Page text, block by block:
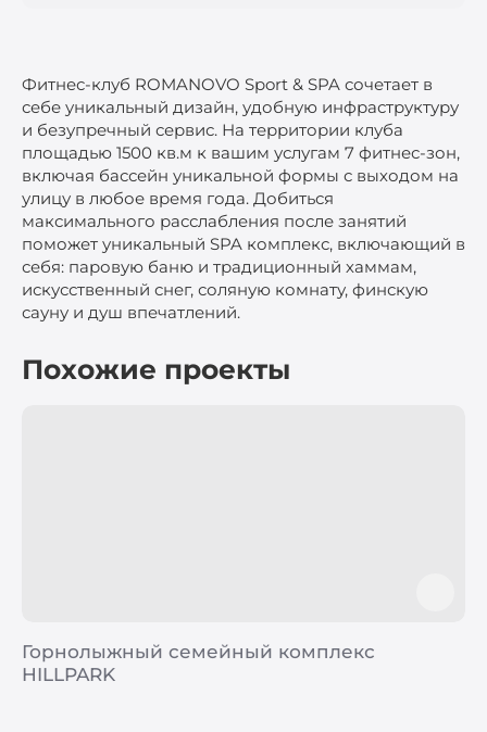
Фитнес-клуб ROMANOVO Sport & SPA сочетает в
себе уникальный дизайн, удобную инфраструктуру
и безупречный сервис. На территории клуба
площадью 1500 кв.м к вашим услугам 7 фитнес-зон,
включая бассейн уникальной формы с выходом на
улицу в любое время года. Добиться
максимального расслабления после занятий
поможет уникальный SPA комплекс, включающий в
себя: паровую баню и традиционный хаммам,
искусственный снег, соляную комнату, финскую
сауну и душ впечатлений.
Похожие проекты
Горнолыжный семейный комплекс
HILLPARK